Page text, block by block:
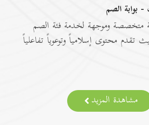
بوابة الصم
متخصصة وموجهة لخدمة فئة الصم
تقدم محتوى إسلامياً وتوعوياً تفاعلياً
مشاهدة المزيد